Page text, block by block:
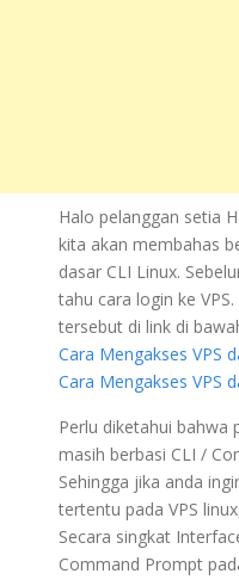
Halo pelanggan setia
kita akan membahas
dasar CLI Linux.
tahu cara login ke
tersebut di link di
Cara Mengakses VPS
Cara Mengakses VPS
Perlu diketahui bahwa
masih berbasi CLI /
Sehingga jika anda
tertentu pada VPS
Secara singkat
Command Prompt